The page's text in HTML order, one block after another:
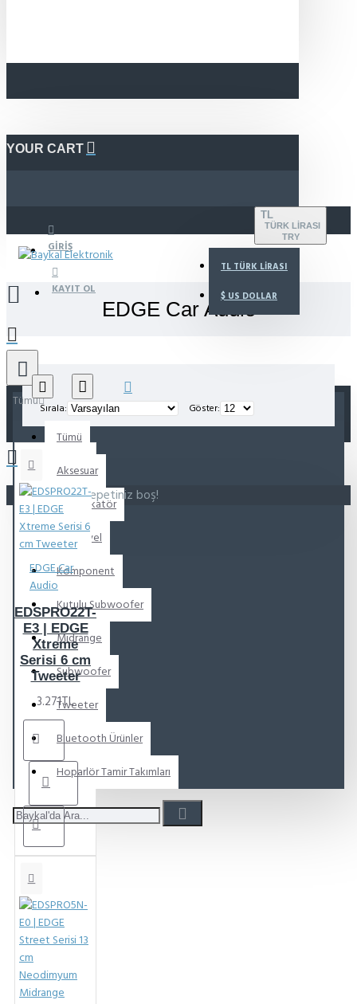
YOUR CART
GIRIŞ
KAYIT OL
TL
TÜRK LIRASI
TRY
TL TÜRK LIRASI
$ US DOLLAR
Tümü
Tümü
Aksesuar
Amplifikatör
Koaksiyel
Komponent
Kutulu Subwoofer
Midrange
Subwoofer
Tweeter
Bluetooth Ürünler
Hoparlör Tamir Takımları
Alışveriş sepetiniz boş!
EDGE Car Audio
Sırala: Göster:
EDGE Car
Audio
EDSPRO22T-
E3 | EDGE
Xtreme
Serisi 6 cm
Tweeter
3.271TL